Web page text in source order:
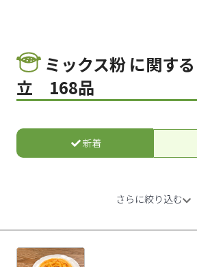
ミックス粉 に関す
立 168品
新着